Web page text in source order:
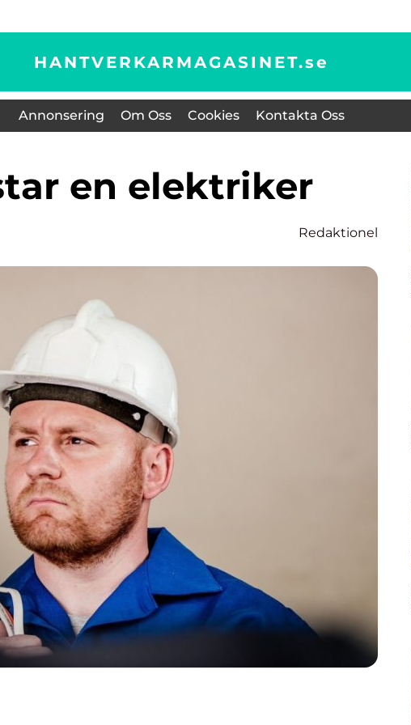
HANTVERKARMAGASINET.se
Annonsering Om Oss Cookies Kontakta Oss
en elektriker
Redaktionel